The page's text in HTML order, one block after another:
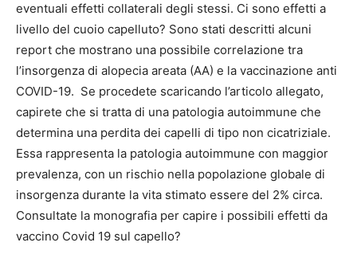
eventuali effetti collaterali degli stessi. Ci sono effetti a
livello del cuoio capelluto? Sono stati descritti alcuni
report che mostrano una possibile correlazione tra
l’insorgenza di alopecia areata (AA) e la vaccinazione anti
COVID-19. Se procedete scaricando l’articolo allegato,
capirete che si tratta di una patologia autoimmune che
determina una perdita dei capelli di tipo non cicatriziale.
Essa rappresenta la patologia autoimmune con maggior
prevalenza, con un rischio nella popolazione globale di
insorgenza durante la vita stimato essere del 2% circa.
Consultate la monografia per capire i possibili effetti da
vaccino Covid 19 sul capello?